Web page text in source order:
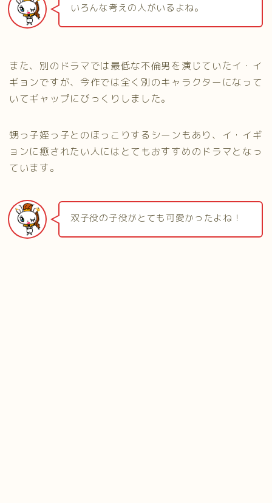
いろんな考えの人がいるよね。
また、別のドラマでは最低な不倫男を演じていたイ・イ
ギョンですが、今作では全く別のキャラクターになって
いてギャップにびっくりしました。
甥っ子姪っ子とのほっこりするシーンもあり、イ・イギ
ョンに癒されたい人にはとてもおすすめのドラマとなっ
ています。
双子役の子役がとても可愛かったよね！